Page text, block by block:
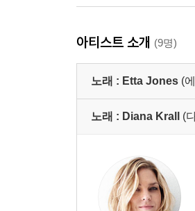
아티스트 소개 (9명)
노래 : Etta Jones (
노래 : Diana Krall (